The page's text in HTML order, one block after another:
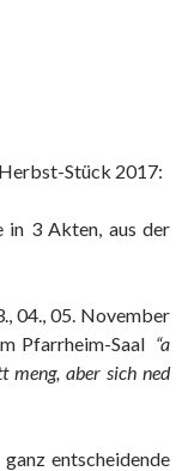
Stück 2017:
in 3 Akten, aus der
04., 05. November
Pfarrheim-Saal “a
meng, aber sich ned
entscheidende